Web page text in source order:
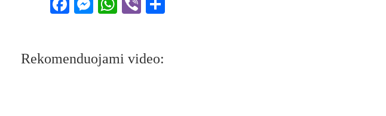
Rekomenduojami video: